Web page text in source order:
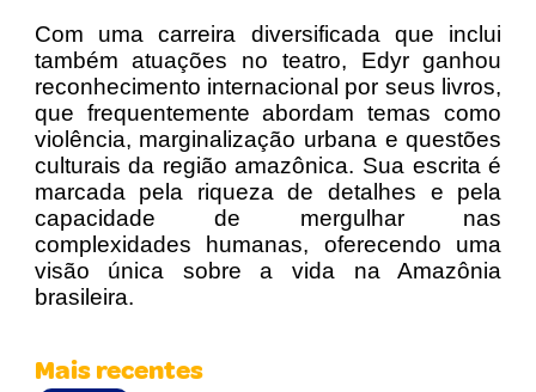
Com uma carreira diversificada que inclui
também atuações no teatro, Edyr ganhou
reconhecimento internacional por seus livros,
que frequentemente abordam temas como
violência, marginalização urbana e questões
culturais da região amazônica. Sua escrita é
marcada pela riqueza de detalhes e pela
capacidade de mergulhar nas
complexidades humanas, oferecendo uma
visão única sobre a vida na Amazônia
brasileira.
Mais recentes